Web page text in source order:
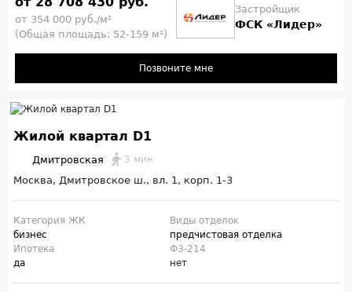
от 354 000 руб./м²
(Общая площадь: 52-159 м²)
Застройщик
ФСК «Лидер»
Позвоните мне
Жилой квартал D1
Дмитровская 3 мин
Москва, Дмитровское ш., вл. 1, корп. 1-3
Категория ЖК
бизнес
Виды отделок
предчистовая отделка
Ипотека
да
ФЗ-214
нет